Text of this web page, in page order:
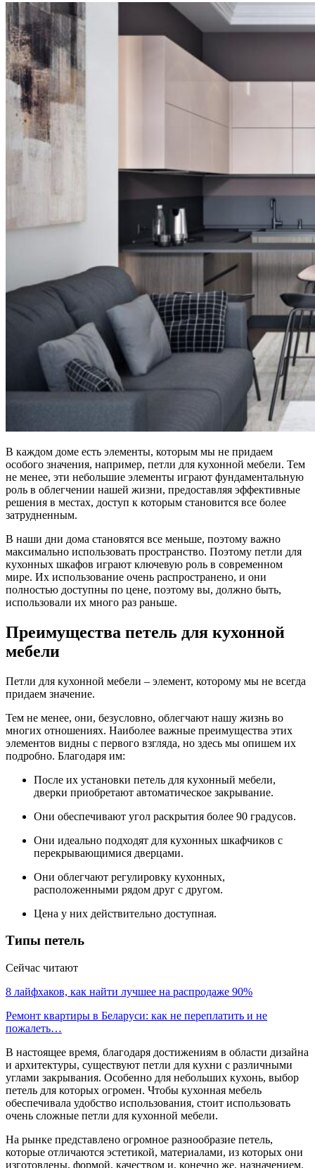
В каждом доме есть элементы, которым мы не придаем
особого значения, например, петли для кухонной мебели. Тем
не менее, эти небольшие элементы играют фундаментальную
роль в облегчении нашей жизни, предоставляя эффективные
решения в местах, доступ к которым становится все более
затрудненным.
В наши дни дома становятся все меньше, поэтому важно
максимально использовать пространство. Поэтому петли для
кухонных шкафов играют ключевую роль в современном
мире. Их использование очень распространено, и они
полностью доступны по цене, поэтому вы, должно быть,
использовали их много раз раньше.
Преимущества петель для кухонной
мебели
Петли для кухонной мебели – элемент, которому мы не всегда
придаем значение.
Тем не менее, они, безусловно, облегчают нашу жизнь во
многих отношениях. Наиболее важные преимущества этих
элементов видны с первого взгляда, но здесь мы опишем их
подробно. Благодаря им:
После их установки петель для кухонный мебели,
дверки приобретают автоматическое закрывание.
Они обеспечивают угол раскрытия более 90 градусов.
Они идеально подходят для кухонных шкафчиков с
перекрывающимися дверцами.
Они облегчают регулировку кухонных,
расположенными рядом друг с другом.
Цена у них действительно доступная.
Типы петель
Сейчас читают
8 лайфхаков, как найти лучшее на распродаже 90%
Ремонт квартиры в Беларуси: как не переплатить и не
пожалеть…
В настоящее время, благодаря достижениям в области дизайна
и архитектуры, существуют петли для кухни с различными
углами закрывания. Особенно для небольших кухонь, выбор
петель для которых огромен. Чтобы кухонная мебель
обеспечивала удобство использования, стоит использовать
очень сложные петли для кухонной мебели.
На рынке представлено огромное разнообразие петель,
которые отличаются эстетикой, материалами, из которых они
изготовлены, формой, качеством и, конечно же, назначением.